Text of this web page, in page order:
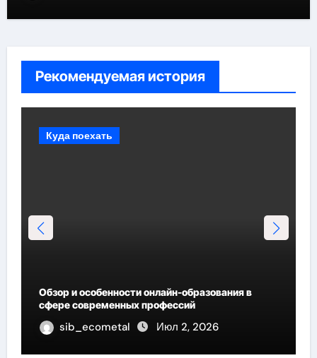
Рекомендуемая история
Куда поехать
Обзор и особенности онлайн-образования в
сфере современных профессий
sib_ecometal Июл 2, 2026